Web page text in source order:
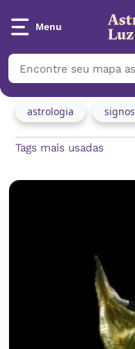
Menu
astrologia signos
Tags mais usadas